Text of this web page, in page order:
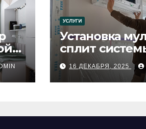
УСЛУГИ
Установка
сплит
пошаговое
руководство
16 ДЕКАБРЯ, 2025